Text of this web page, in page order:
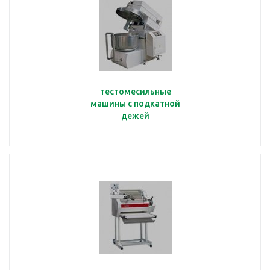
тестомесильные
машины с подкатной
дежей